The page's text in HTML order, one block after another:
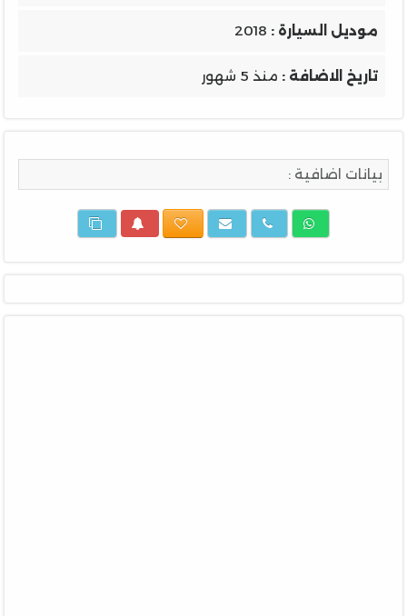
موديل السيارة : 2018
تاريخ الاضافة : منذ 5 شهور
بيانات اضافية :